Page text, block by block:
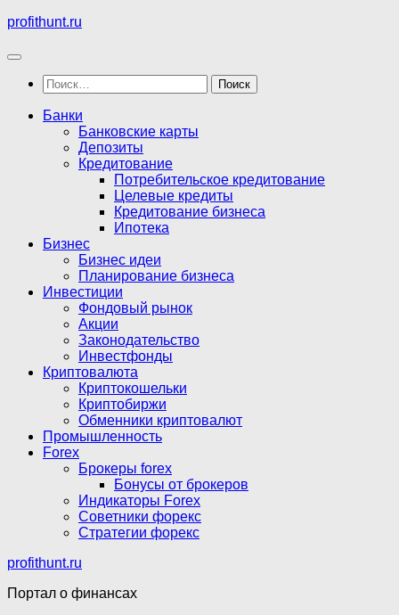
Перейти
содержимому
profithunt.ru
Найти:
Банки
Банковские карты
Депозиты
Кредитование
Потребительское кредитование
Целевые кредиты
Кредитование бизнеса
Ипотека
Бизнес
Бизнес идеи
Планирование бизнеса
Инвестиции
Фондовый рынок
Акции
Законодательство
Инвестфонды
Криптовалюта
Криптокошельки
Криптобиржи
Обменники криптовалют
Промышленность
Forex
Брокеры forex
Бонусы от брокеров
Индикаторы Forex
Советники форекс
Стратегии форекс
profithunt.ru
Портал о финансах